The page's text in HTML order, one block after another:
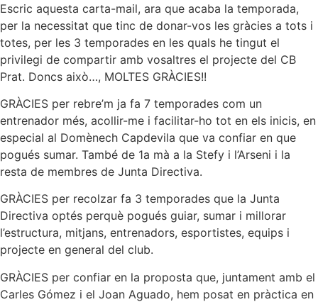
Escric aquesta carta-mail, ara que acaba la temporada,
per la necessitat que tinc de donar-vos les gràcies a tots i
totes, per les 3 temporades en les quals he tingut el
privilegi de compartir amb vosaltres el projecte del CB
Prat. Doncs això…, MOLTES GRÀCIES!!
GRÀCIES per rebre’m ja fa 7 temporades com un
entrenador més, acollir-me i facilitar-ho tot en els inicis, en
especial al Domènech Capdevila que va confiar en que
pogués sumar. També de 1a mà a la Stefy i l’Arseni i la
resta de membres de Junta Directiva.
GRÀCIES per recolzar fa 3 temporades que la Junta
Directiva optés perquè pogués guiar, sumar i millorar
l’estructura, mitjans, entrenadors, esportistes, equips i
projecte en general del club.
GRÀCIES per confiar en la proposta que, juntament amb el
Carles Gómez i el Joan Aguado, hem posat en pràctica en